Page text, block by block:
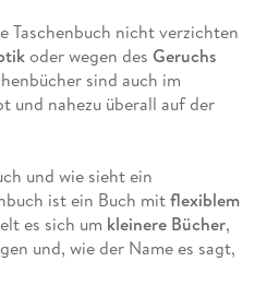
Taschenbuch nicht verzichten
oder wegen des Geruchs
sind auch im
und nahezu überall auf der
und wie sieht ein
ist ein Buch mitflexiblem
es sich um kleinere Bücher,
und, wie der Name es sagt,